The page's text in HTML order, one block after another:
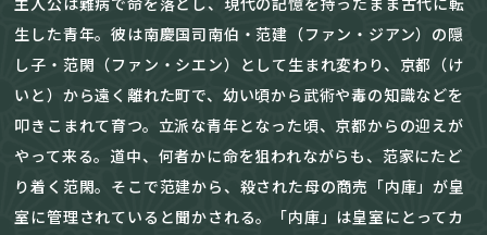
生した青年。彼は南慶国司南伯・范建（ファン・ジアン）の隠
し子・范閑（ファン・シエン）として生まれ変わり、京都（け
いと）から遠く離れた町で、幼い頃から武術や毒の知識などを
叩きこまれて育つ。立派な青年となった頃、京都からの迎えが
やって来る。道中、何者かに命を狙われながらも、范家にたど
り着く范閑。そこで范建から、殺された母の商売「内庫」が皇
室に管理されていると聞かされる。「内庫」は皇室にとってカ